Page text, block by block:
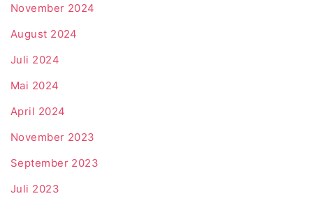
November 2024
August 2024
Juli 2024
Mai 2024
April 2024
November 2023
September 2023
Juli 2023